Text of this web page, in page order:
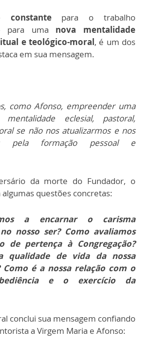
constantepara o trabalho
para uma nova mentalidade
e teológico-moral, é um dos
em sua mensagem.
como Afonso, empreender uma
eclesial, pastoral,
se não nos atualizarmos e nos
pela formação pessoal e
da morte do Fundador, o
questões concretas:
a encarnar o carisma
nosso ser? Como avaliamos
de pertença à Congregação?
qualidade de vida da nossa
Como é a nossa relação com o
e o exercício da
conclui sua mensagem confiando
a Virgem Maria e Afonso: